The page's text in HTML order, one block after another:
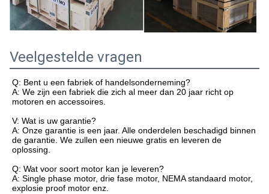
Veelgestelde vragen
Q: Bent u een fabriek of handelsonderneming?
A: We zijn een fabriek die zich al meer dan 20 jaar richt op
motoren en accessoires.
V: Wat is uw garantie?
A: Onze garantie is een jaar. Alle onderdelen beschadigd binnen
de garantie. We zullen een nieuwe gratis en leveren de
oplossing.
Q: Wat voor soort motor kan je leveren?
A: Single phase motor, drie fase motor, NEMA standaard motor,
explosie proof motor enz.